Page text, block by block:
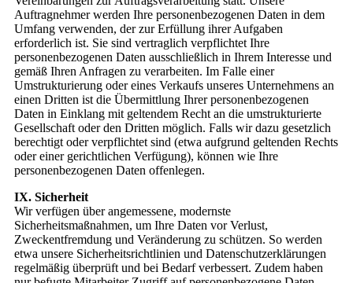
Auftragnehmer werden Ihre personenbezogenen Daten in dem
Umfang verwenden, der zur Erfüllung ihrer Aufgaben
erforderlich ist. Sie sind vertraglich verpflichtet Ihre
personenbezogenen Daten ausschließlich in Ihrem Interesse und
gemäß Ihren Anfragen zu verarbeiten. Im Falle einer
Umstrukturierung oder eines Verkaufs unseres Unternehmens an
einen Dritten ist die Übermittlung Ihrer personenbezogenen
Daten in Einklang mit geltendem Recht an die umstrukturierte
Gesellschaft oder den Dritten möglich. Falls wir dazu gesetzlich
berechtigt oder verpflichtet sind (etwa aufgrund geltenden Rechts
oder einer gerichtlichen Verfügung), können wie Ihre
personenbezogenen Daten offenlegen.
IX. Sicherheit
Wir verfügen über angemessene, modernste
Sicherheitsmaßnahmen, um Ihre Daten vor Verlust,
Zweckentfremdung und Veränderung zu schützen. So werden
etwa unsere Sicherheitsrichtlinien und Datenschutzerklärungen
regelmäßig überprüft und bei Bedarf verbessert. Zudem haben